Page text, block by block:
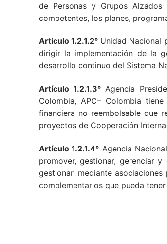
de Personas y Grupos
competentes, los planes,
Artículo 1.2.1.2° Unidad Nacional
dirigir la implementación de la
desarrollo continuo del Sistema
Artículo 1.2.1.3°Agencia
Colombia, APC– Colombia
financiera no reembolsable que
proyectos de Cooperación
Artículo 1.2.1.4° Agencia
promover, gestionar, gerenciar
gestionar, mediante
complementarios que pueda